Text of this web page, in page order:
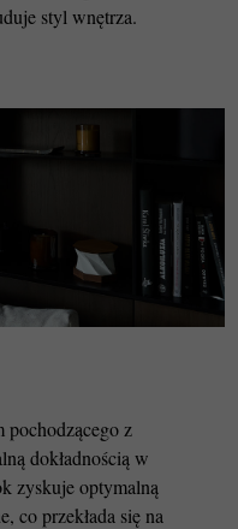
styl wnętrza.
z
dokładnością w
zyskuje optymalną
co przekłada się na